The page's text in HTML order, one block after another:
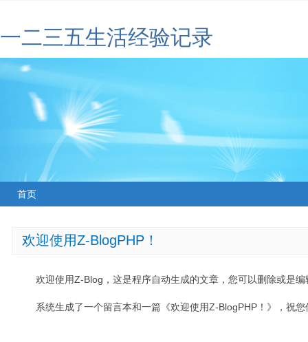
一二三五生活经验记录
首页
欢迎使用Z-BlogPHP！
欢迎使用Z-Blog，这是程序自动生成的文章，您可以删除或是编
系统生成了一个留言本和一篇《欢迎使用Z-BlogPHP！》，祝